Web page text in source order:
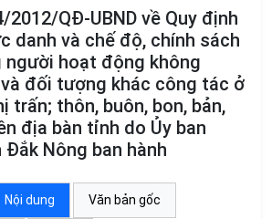
2012/QĐ-UBND về Quy định
danh và chế độ, chính sách
người hoạt động không
đối tượng khác công tác ở
trấn; thôn, buôn, bon, bản,
địa bàn tỉnh do Ủy ban
Nông ban hành
Nội dung Văn bản gốc